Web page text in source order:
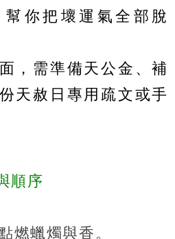
你把壞運氣全部脫
，需準備天公金、補
天赦日專用疏文或手
順序
燃蠟燭與香。